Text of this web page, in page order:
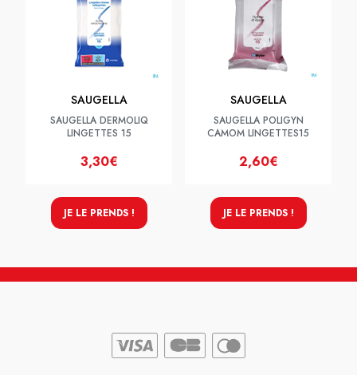
SAUGELLA
SAUGELLA DERMOLIQ
LINGETTES 15
3,30€
JE LE PRENDS !
SAUGELLA
SAUGELLA POLIGYN
CAMOM LINGETTES15
2,60€
JE LE PRENDS !